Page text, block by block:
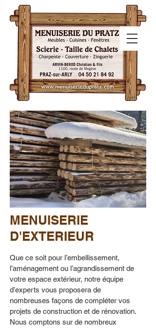
4a52ba76-1ed7-4598-b4dc-
6cfe90c270be.JPG
MENUISERIE
D'EXTERIEUR
Que ce soit pour l’embellissement,
l’aménagement ou l’agrandissement de
votre espace extérieur, notre équipe
d’experts vous proposera de
nombreuses façons de compléter vos
projets de construction et de rénovation.
Nous comptons sur de nombreux